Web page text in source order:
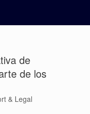
de
de los
& Legal